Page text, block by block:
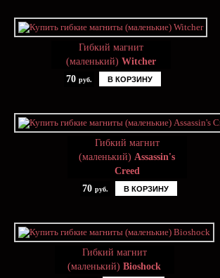
Гибкий магнит
(маленький) Witcher
70 руб. В КОРЗИНУ
Гибкий магнит
(маленький) Assassin's
Creed
70 руб. В КОРЗИНУ
Гибкий магнит
(маленький) Bioshock